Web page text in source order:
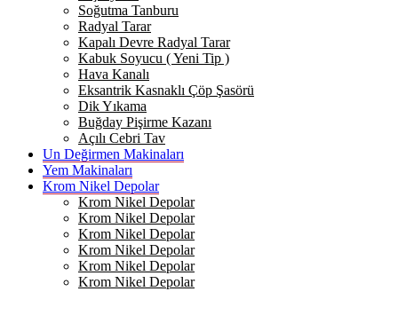
Soğutma Tanburu
Radyal Tarar
Kapalı Devre Radyal Tarar
Kabuk Soyucu ( Yeni Tip )
Hava Kanalı
Eksantrik Kasnaklı Çöp Şasörü
Dik Yıkama
Buğday Pişirme Kazanı
Açılı Cebri Tav
Un Değirmen Makinaları
Yem Makinaları
Krom Nikel Depolar
Krom Nikel Depolar
Krom Nikel Depolar
Krom Nikel Depolar
Krom Nikel Depolar
Krom Nikel Depolar
Krom Nikel Depolar